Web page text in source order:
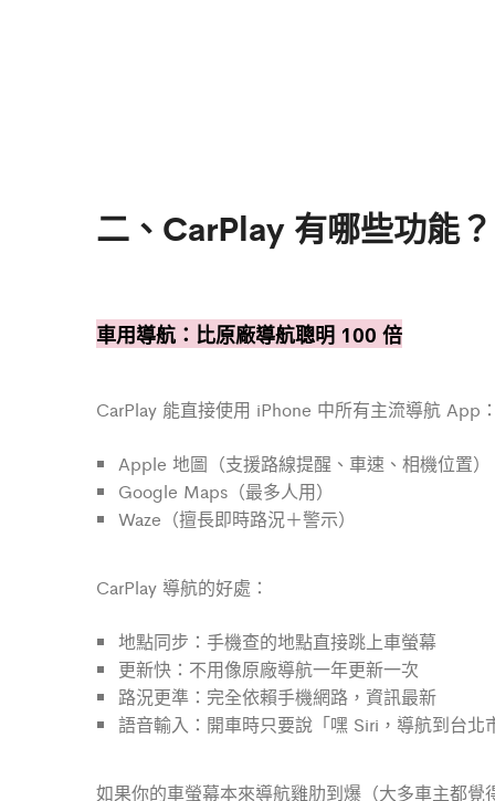
二、CarPlay 有哪些功能？
車用導航：比原廠導航聰明 100 倍
CarPlay 能直接使用 iPhone 中所有主流導航 App：
Apple 地圖（支援路線提醒、車速、相機位置）
Google Maps（最多人用）
Waze（擅長即時路況＋警示）
CarPlay 導航的好處：
地點同步：手機查的地點直接跳上車螢幕
更新快：不用像原廠導航一年更新一次
路況更準：完全依賴手機網路，資訊最新
語音輸入：開車時只要說「嘿 Siri，導航到台北
如果你的車螢幕本來導航雞肋到爆（大多車主都覺